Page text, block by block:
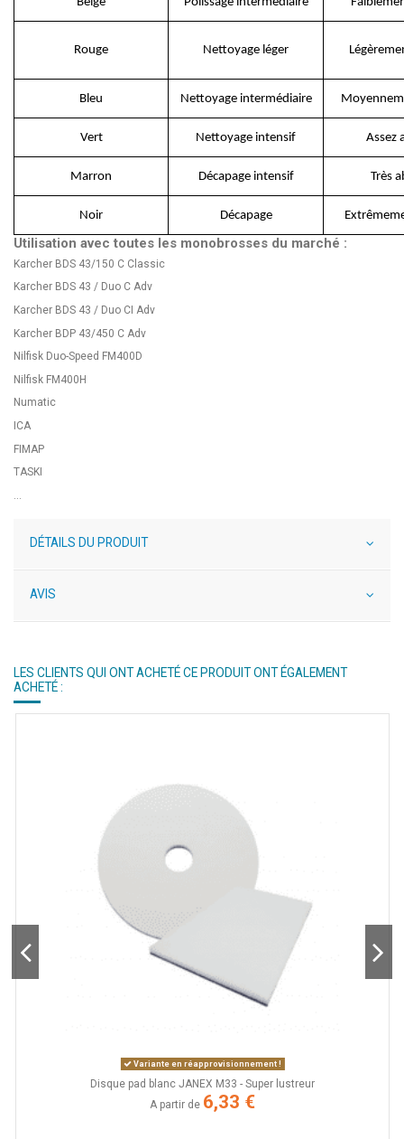
Rouge Nettoyage léger
Bleu Nettoyage intermédiaire
Vert Nettoyage intensif Assez
Marron Décapage intensif Très
Noir Décapage
Utilisation avec toutes les monobrosses du marché :
Karcher BDS 43/150 C Classic
Karcher BDS 43 / Duo C Adv
Karcher BDS 43 / Duo CI Adv
Karcher BDP 43/450 C Adv
Nilfisk Duo-Speed FM400D
Nilfisk FM400H
Numatic
ICA
FIMAP
TASKI
DÉTAILS DU PRODUIT
AVIS
LES CLIENTS QUI ONT ACHETÉ CE PRODUIT ONT ÉGALEMENT
ACHETÉ :
Variante en réapprovisionnement !
Disque pad blanc JANEX M33 - Super lustreur
A partir de 6,33 €